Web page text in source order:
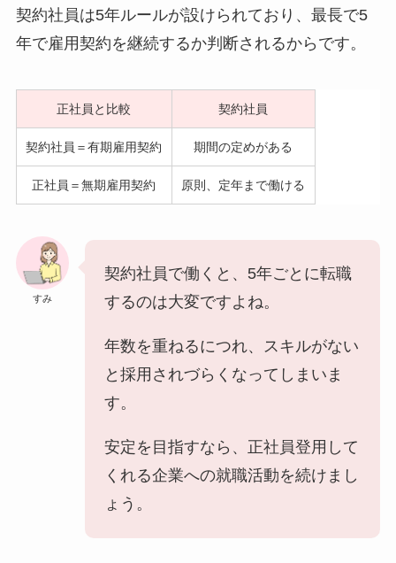
契約社員は5年ルールが設けられており、最長で5
年で雇用契約を継続するか判断されるからです。
正社員と比較 契約社員
契約社員＝有期雇用契約 期間の定めがある
正社員＝無期雇用契約 原則、定年まで働ける
すみ
契約社員で働くと、5年ごとに転職
するのは大変ですよね。
年数を重ねるにつれ、スキルがない
と採用されづらくなってしまいま
す。
安定を目指すなら、正社員登用して
くれる企業への就職活動を続けまし
ょう。